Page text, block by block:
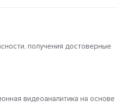
получения достоверные
видеоаналитика на основе